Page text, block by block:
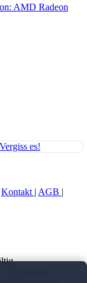
AMD Radeon
Kontakt | AGB |